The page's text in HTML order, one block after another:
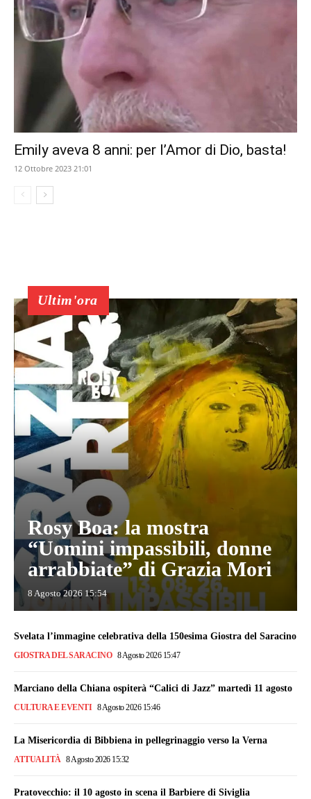
Emily aveva 8 anni: per l’Amor di Dio, basta!
12 Ottobre 2023 21:01
Ultim'ora
Rosy Boa: la mostra
“Uomini impassibili, donne
arrabbiate” di Grazia Mori
8 Agosto 2026 15:54
Svelata l’immagine celebrativa della 150esima Giostra del Saracino
GIOSTRA DEL SARACINO 8 Agosto 2026 15:47
Marciano della Chiana ospiterà “Calici di Jazz” martedì 11 agosto
CULTURA E EVENTI 8 Agosto 2026 15:46
La Misericordia di Bibbiena in pellegrinaggio verso la Verna
ATTUALITÀ 8 Agosto 2026 15:32
Pratovecchio: il 10 agosto in scena il Barbiere di Siviglia